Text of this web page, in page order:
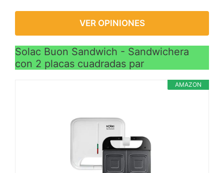
VER OPINIONES
Solac Buon Sandwich - Sandwichera
con 2 placas cuadradas par
AMAZON